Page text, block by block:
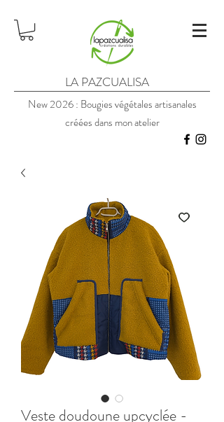
LA PAZCUALISA
New 2026 : Bougies végétales artisanales
créées dans mon atelier
Veste doudoune upcyclée -